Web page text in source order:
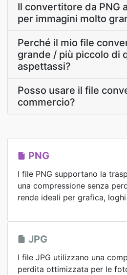
Il convertitore da PNG
per immagini molto
Perché il mio file
grande / più piccolo di
aspettassi?
Posso usare il file
commercio?
PNG
I file PNG supportano la
una compressione senza
rende ideali per grafica,
JPG
I file JPG utilizzano una
perdita ottimizzata per le